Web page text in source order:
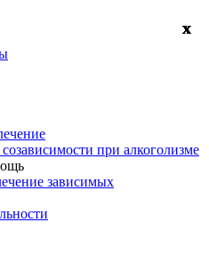
при алкоголизме
зависимых